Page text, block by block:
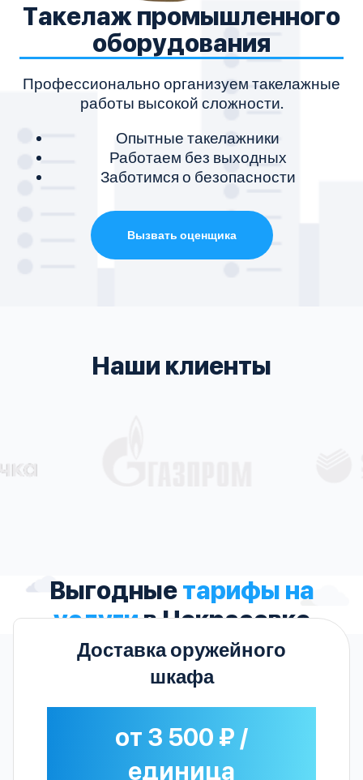
Такелаж промышленного
оборудования
Профессионально организуем такелажные
работы высокой сложности.
Опытные такелажники
Работаем без выходных
Заботимся о безопасности
Вызвать оценщика
Наши клиенты
Выгодныетарифы на
услугив Некрасовке
Доставка оружейного
шкафа
от 3 500 ₽ /
единица